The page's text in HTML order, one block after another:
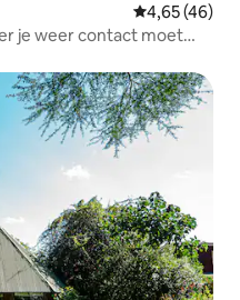
Gemiddelde
4,65 (46)
je weer contact moet